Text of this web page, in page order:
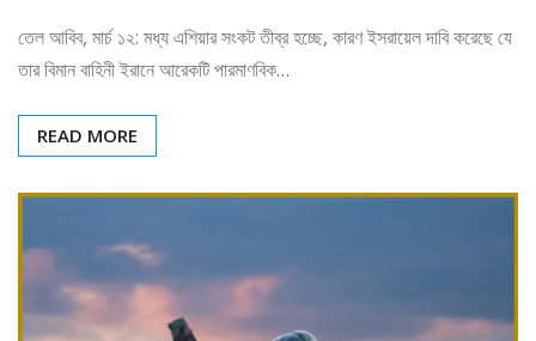
তেল আবিব, মার্চ ১২: মধ্য এশিয়ার সংকট তীব্র হচ্ছে, কারণ ইসরায়েল দাবি করেছে যে
তার বিমান বাহিনী ইরানে আরেকটি পারমাণবিক…
READ MORE